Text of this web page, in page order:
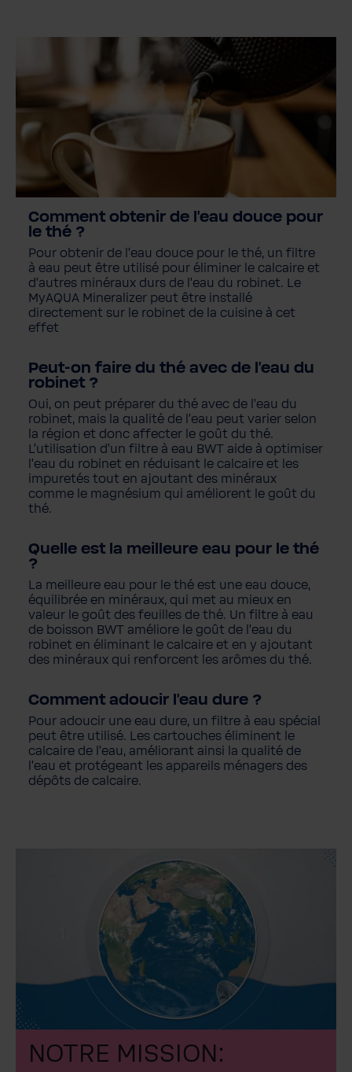
Comment obtenir de l'eau douce pour
le thé ?
Pour obtenir de l'eau douce pour le thé, un filtre
à eau peut être utilisé pour éliminer le calcaire et
d'autres minéraux durs de l'eau du robinet. Le
MyAQUA Mineralizer peut être installé
directement sur le robinet de la cuisine à cet
effet
Peut-on faire du thé avec de l'eau du
robinet ?
Oui, on peut préparer du thé avec de l'eau du
robinet, mais la qualité de l'eau peut varier selon
la région et donc affecter le goût du thé.
L'utilisation d'un filtre à eau BWT aide à optimiser
l'eau du robinet en réduisant le calcaire et les
impuretés tout en ajoutant des minéraux
comme le magnésium qui améliorent le goût du
thé.
Quelle est la meilleure eau pour le thé
?
La meilleure eau pour le thé est une eau douce,
équilibrée en minéraux, qui met au mieux en
valeur le goût des feuilles de thé. Un filtre à eau
de boisson BWT améliore le goût de l'eau du
robinet en éliminant le calcaire et en y ajoutant
des minéraux qui renforcent les arômes du thé.
Comment adoucir l'eau dure ?
Pour adoucir une eau dure, un filtre à eau spécial
peut être utilisé. Les cartouches éliminent le
calcaire de l'eau, améliorant ainsi la qualité de
l'eau et protégeant les appareils ménagers des
dépôts de calcaire.
NOTRE MISSION: